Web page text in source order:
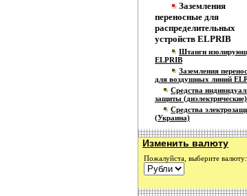
Заземления
переносные для
распределительных
устройств ELPRIB
Штанги
ELPRIB
Заземления
для воздушных линий
Средства
защиты (диэлектрические)
Средства
(Украина)
Изменить валюту
Пожалуйста, выберите валюту: